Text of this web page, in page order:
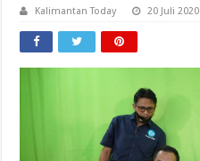
Kalimantan Today 20 Juli 2020